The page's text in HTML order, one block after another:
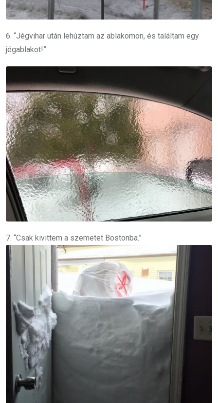
6. “Jégvihar után lehúztam az ablakomon, és találtam egy
jégablakot!”
7. “Csak kivittem a szemetet Bostonba.”